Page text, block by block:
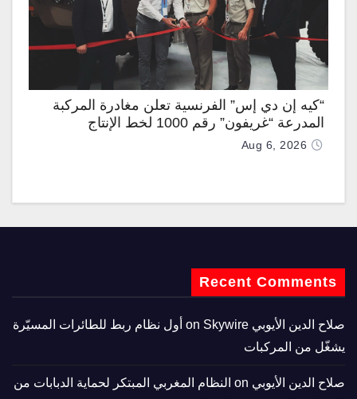
“كيه إن دي إس” الفرنسية تعلن مغادرة المركبة
المدرعة “غريفون” رقم 1000 لخط الإنتاج
Aug 6, 2026
Recent Comments
صلاح الدين الأيوبي
Skywire أول نظام ربط للطائرات المسيّرة
يشغّل من المركبات
صلاح الدين الأيوبي
النظام المغربي المبتكر لحماية الدبابات من